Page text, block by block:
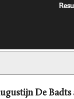
De Badts